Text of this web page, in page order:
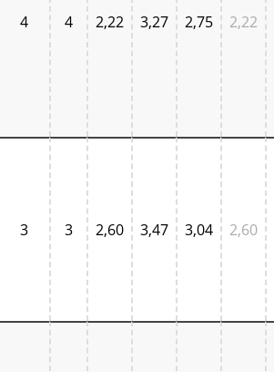
4 4 2,22 3,27 2,75 2,22
3 3 2,60 3,47 3,04 2,60